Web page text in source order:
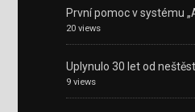
První pomoc v systému
20 views
Uplynulo 30 let od
9 views